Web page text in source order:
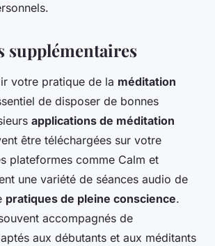
supplémentaires
votre pratique de la méditation
de disposer de bonnes
applications de méditation
être téléchargées sur votre
plateformes comme Calm et
une variété de séances audio de
pratiques de pleine conscience.
accompagnés de
aux débutants et aux méditants